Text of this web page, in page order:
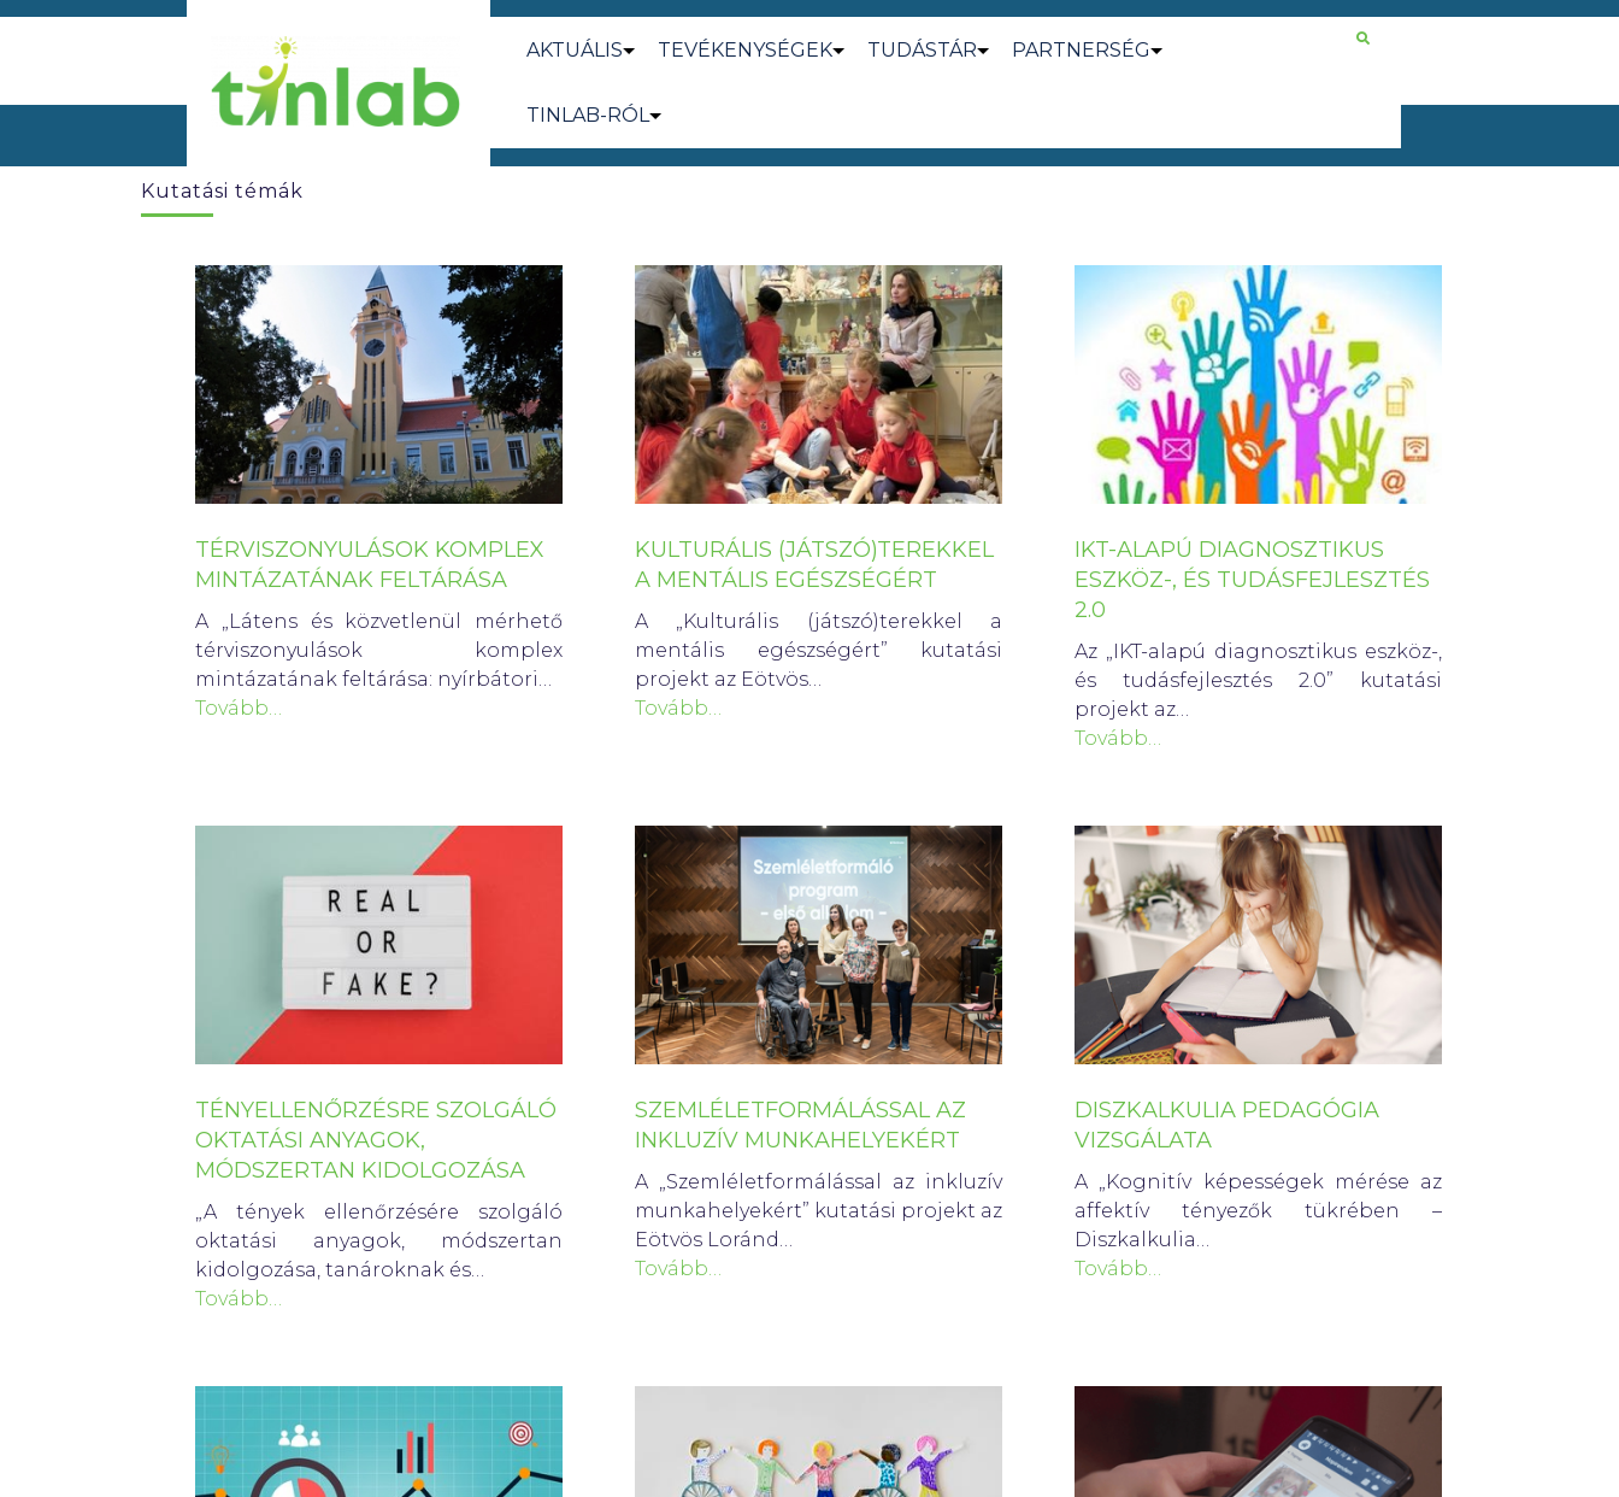
AKTUÁLIS TEVÉKENYSÉGEK TUDÁSTÁR PARTNERSÉG
TINLAB-RÓL
Kutatási témák
TÉRVISZONYULÁSOK KOMPLEX
MINTÁZATÁNAK FELTÁRÁSA
A „Látens és közvetlenül mérhető
térviszonyulások komplex
mintázatának feltárása: nyírbátori…
Tovább…
KULTURÁLIS (JÁTSZÓ)TEREKKEL
A MENTÁLIS EGÉSZSÉGÉRT
A „Kulturális (játszó)terekkel a
mentális egészségért” kutatási
projekt az Eötvös…
Tovább…
IKT-ALAPÚ DIAGNOSZTIKUS
ESZKÖZ-, ÉS TUDÁSFEJLESZTÉS
2.0
Az „IKT-alapú diagnosztikus eszköz-,
és tudásfejlesztés 2.0” kutatási
projekt az…
Tovább…
TÉNYELLENŐRZÉSRE SZOLGÁLÓ
OKTATÁSI ANYAGOK,
MÓDSZERTAN KIDOLGOZÁSA
„A tények ellenőrzésére szolgáló
oktatási anyagok, módszertan
kidolgozása, tanároknak és…
Tovább…
SZEMLÉLETFORMÁLÁSSAL AZ
INKLUZÍV MUNKAHELYEKÉRT
A „Szemléletformálással az inkluzív
munkahelyekért” kutatási projekt az
Eötvös Loránd…
Tovább…
DISZKALKULIA PEDAGÓGIA
VIZSGÁLATA
A „Kognitív képességek mérése az
affektív tényezők tükrében –
Diszkalkulia…
Tovább…